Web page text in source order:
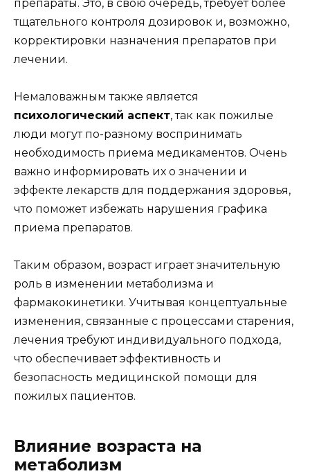
препараты. Это, в свою очередь, требует более
тщательного контроля дозировок и, возможно,
корректировки назначения препаратов при
лечении.
Немаловажным также является
психологический аспект, так как пожилые
люди могут по-разному воспринимать
необходимость приема медикаментов. Очень
важно информировать их о значении и
эффекте лекарств для поддержания здоровья,
что поможет избежать нарушения графика
приема препаратов.
Таким образом, возраст играет значительную
роль в изменении метаболизма и
фармакокинетики. Учитывая концептуальные
изменения, связанные с процессами старения,
лечения требуют индивидуального подхода,
что обеспечивает эффективность и
безопасность медицинской помощи для
пожилых пациентов.
Влияние возраста на
метаболизм